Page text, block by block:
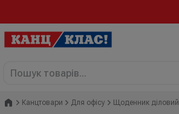
Головна
Канцтовари Для офісу Щоденник діловий